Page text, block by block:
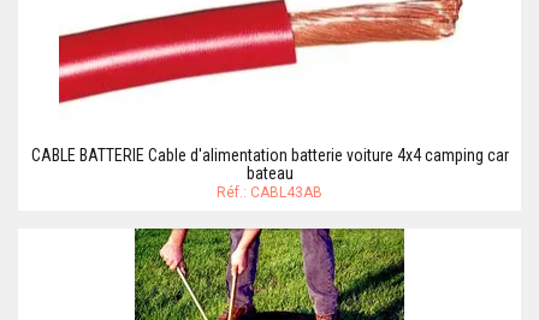
CABLE BATTERIE Cable d'alimentation batterie voiture 4x4 camping car
bateau
Réf.: CABL43AB